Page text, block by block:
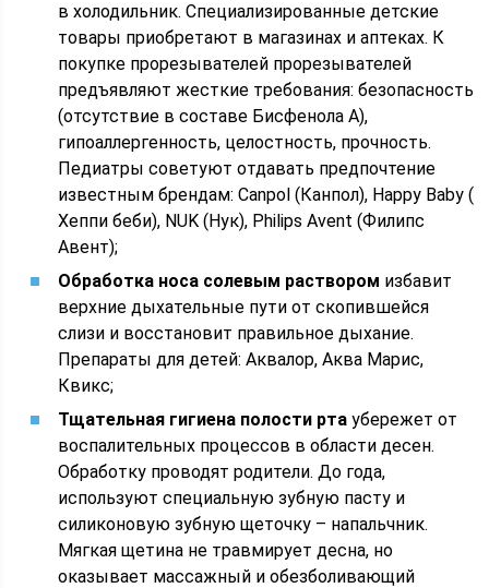
в холодильник. Специализированные детские
товары приобретают в магазинах и аптеках. К
покупке прорезывателей прорезывателей
предъявляют жесткие требования: безопасность
(отсутствие в составе Бисфенола А),
гипоаллергенность, целостность, прочность.
Педиатры советуют отдавать предпочтение
известным брендам: Canpol (Канпол), Happy Baby (
Хеппи беби), NUK (Нук), Philips Avent (Филипс
Авент);
Обработка носа солевым раствором избавит
верхние дыхательные пути от скопившейся
слизи и восстановит правильное дыхание.
Препараты для детей: Аквалор, Аква Марис,
Квикс;
Тщательная гигиена полости рта убережет от
воспалительных процессов в области десен.
Обработку проводят родители. До года,
используют специальную зубную пасту и
силиконовую зубную щеточку – напальчник.
Мягкая щетина не травмирует десна, но
оказывает массажный и обезболивающий